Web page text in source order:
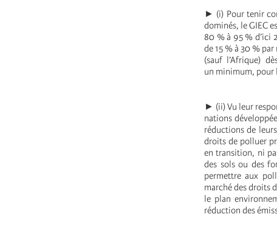
► (i) Pour tenir
dominés, le GIEC
80 % à 95 % d’ici
de 15 % à 30 %
(sauf l’Afrique)
un minimum, pour
► (ii) Vu leur
nations
réductions de
droits de polluer
en transition, ni
des sols ou des
permettre aux
marché des droits
le plan
réduction des